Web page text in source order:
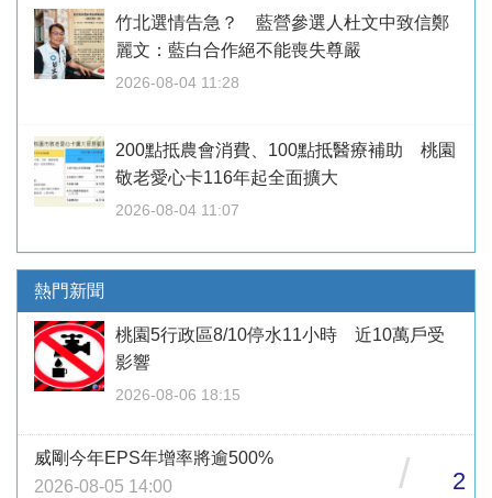
竹北選情告急？ 藍營參選人杜文中致信鄭
麗文：藍白合作絕不能喪失尊嚴
2026-08-04 11:28
200點抵農會消費、100點抵醫療補助 桃園
敬老愛心卡116年起全面擴大
2026-08-04 11:07
熱門新聞
桃園5行政區8/10停水11小時 近10萬戶受
影響
2026-08-06 18:15
威剛今年EPS年增率將逾500%
2026-08-05 14:00
/ 2